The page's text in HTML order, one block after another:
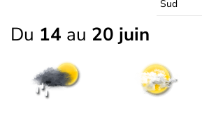
Sud
Du 14 au 20 juin